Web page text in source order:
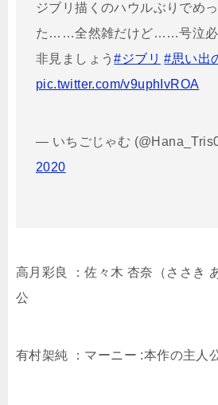
ジブリ描くのハウルぶりでめ
た……全然雑だけど……号泣必
非見ましょう#ジブリ #思い出
pic.twitter.com/v9uphIvROA
— いちごじゃむ
2020
高月彩良 ：佐々木 杏奈（ささき
公
有村架純 ：マーニー :本作の主人